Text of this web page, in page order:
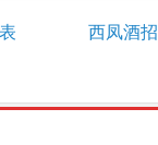
西凤酒